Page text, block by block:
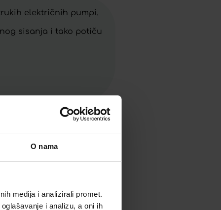
O nama
medija i analizirali promet.
i analizu, a oni ih
električnih pumpi.
sisanja i tako potiču